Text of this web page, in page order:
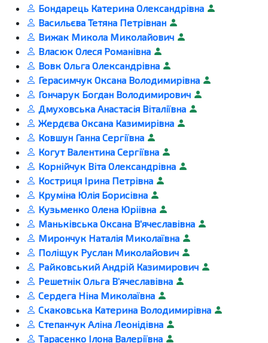
Бондарець Катерина Олександрівна
Васильєва Тетяна Петрівнан
Вижак Микола Миколайович
Власюк Олеся Романівна
Вовк Ольга Олександрівна
Герасимчук Оксана Володимирівна
Гончарук Богдан Володимирович
Дмуховська Анастасія Віталіївна
Жердєва Оксана Казимирівна
Ковшун Ганна Сергіївна
Когут Валентина Сергіївна
Корнійчук Віта Олександрівна
Костриця Ірина Петрівна
Круміна Юлія Борисівна
Кузьменко Олена Юріівна
Маньківська Оксана В'ячеславівна
Мирончук Наталія Миколаївна
Поліщук Руслан Миколайович
Райковський Андрій Казимирович
Решетнік Ольга Вʼячеславівна
Сердега Ніна Миколаївна
Скаковська Катерина Володимирівна
Степанчук Аліна Леонідівна
Тарасенко Ілона Валеріївна